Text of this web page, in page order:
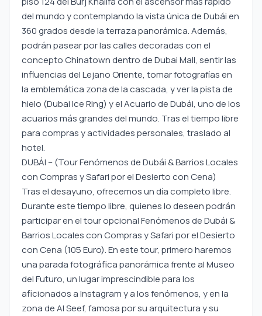
del mundo y contemplando la vista única de Dubái en
360 grados desde la terraza panorámica. Además,
podrán pasear por las calles decoradas con el
concepto Chinatown dentro de Dubai Mall, sentir las
influencias del Lejano Oriente, tomar fotografías en
la emblemática zona de la cascada, y ver la pista de
hielo (Dubai Ice Ring) y el Acuario de Dubái, uno de los
acuarios más grandes del mundo. Tras el tiempo libre
para compras y actividades personales, traslado al
hotel.
DUBÁI – (Tour Fenómenos de Dubái & Barrios Locales
con Compras y Safari por el Desierto con Cena)
Tras el desayuno, ofrecemos un día completo libre.
Durante este tiempo libre, quienes lo deseen podrán
participar en el tour opcional Fenómenos de Dubái &
Barrios Locales con Compras y Safari por el Desierto
con Cena (105 Euro). En este tour, primero haremos
una parada fotográfica panorámica frente al Museo
del Futuro, un lugar imprescindible para los
aficionados a Instagram y a los fenómenos, y en la
zona de Al Seef, famosa por su arquitectura y su